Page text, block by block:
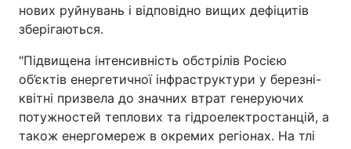
нових руйнувань і відповідно вищих дефіцитів
зберігаються.
"Підвищена інтенсивність обстрілів Росією
об’єктів енергетичної інфраструктури у березні-
квітні призвела до значних втрат генеруючих
потужностей теплових та гідроелектростанцій, а
також енергомереж в окремих регіонах. На тлі